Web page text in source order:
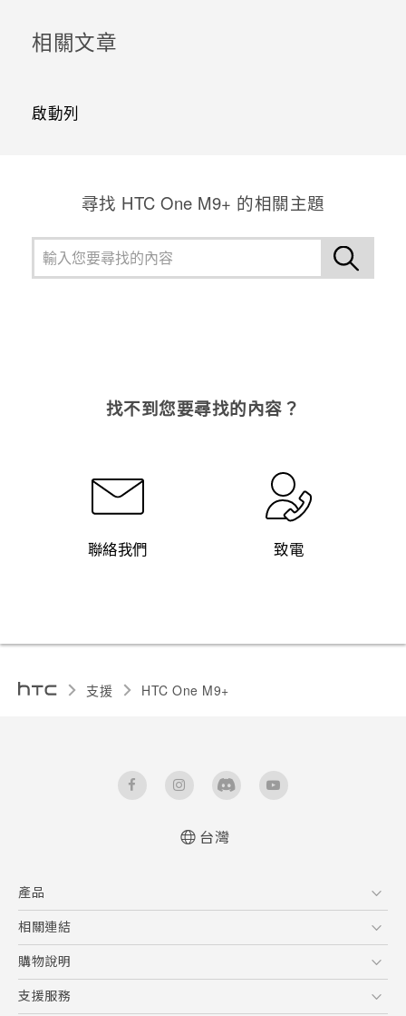
相關文章
啟動列
尋找 HTC One M9+ 的相關主題
找不到您要尋找的內容？
聯絡我們 致電
支援 HTC One M9+‎
台灣
產品
5G
智慧型手機
配件
相關連結
HTC Research
購物說明
購物須知
支援服務